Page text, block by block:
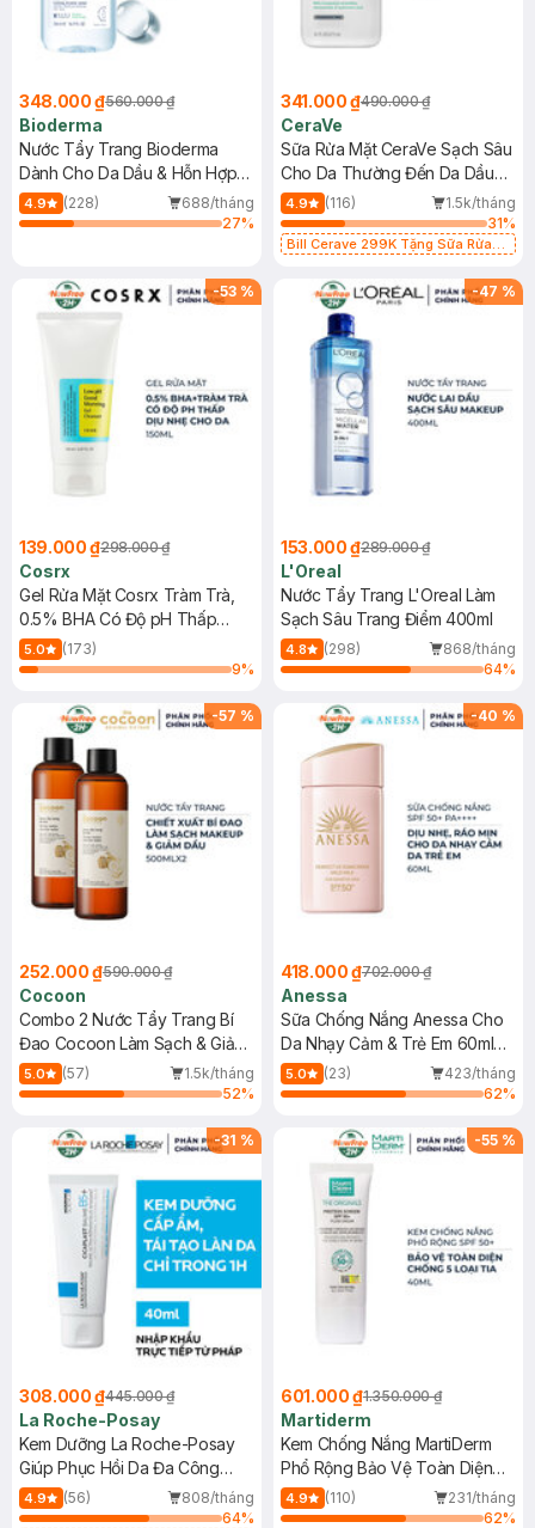
348.000 ₫560.000 ₫
Bioderma
Nước Tẩy Trang Bioderma
Dành Cho Da Dầu & Hỗn Hợp
500ml
4.9 (228)
688/tháng
27%
341.000 ₫490.000 ₫
CeraVe
Sữa Rửa Mặt CeraVe Sạch Sâu
Cho Da Thường Đến Da Dầu
473ml
4.9 (116)
1.5k/tháng
31%
Bill Cerave 299K Tặng Sữa Rửa
-53 %
139.000 ₫298.000 ₫
Cosrx
Gel Rửa Mặt Cosrx Tràm Trà,
0.5% BHA Có Độ pH Thấp
150ml
5.0
(173)
9%
-47 %
153.000 ₫289.000 ₫
L'Oreal
Nước Tẩy Trang L'Oreal Làm
Sạch Sâu Trang Điểm 400ml
4.8 (298)
868/tháng
64%
-57 %
252.000 ₫590.000 ₫
Cocoon
Combo 2 Nước Tẩy Trang Bí
Đao Cocoon Làm Sạch & Giảm
Dầu 500ml
5.0 (57)
1.5k/tháng
52%
-40 %
418.000 ₫702.000 ₫
Anessa
Sữa Chống Nắng Anessa Cho
Da Nhạy Cảm & Trẻ Em 60ml
(Mới)
5.0 (23)
423/tháng
62%
-31 %
308.000 ₫445.000 ₫
La Roche-Posay
Kem Dưỡng La Roche-Posay
Giúp Phục Hồi Da Đa Công
Dụng 40ml
4.9 (56)
808/tháng
64%
-55 %
601.000 ₫1.350.000 ₫
Martiderm
Kem Chống Nắng MartiDerm
Phổ Rộng Bảo Vệ Toàn Diện
40ml
4.9 (110)
231/tháng
62%